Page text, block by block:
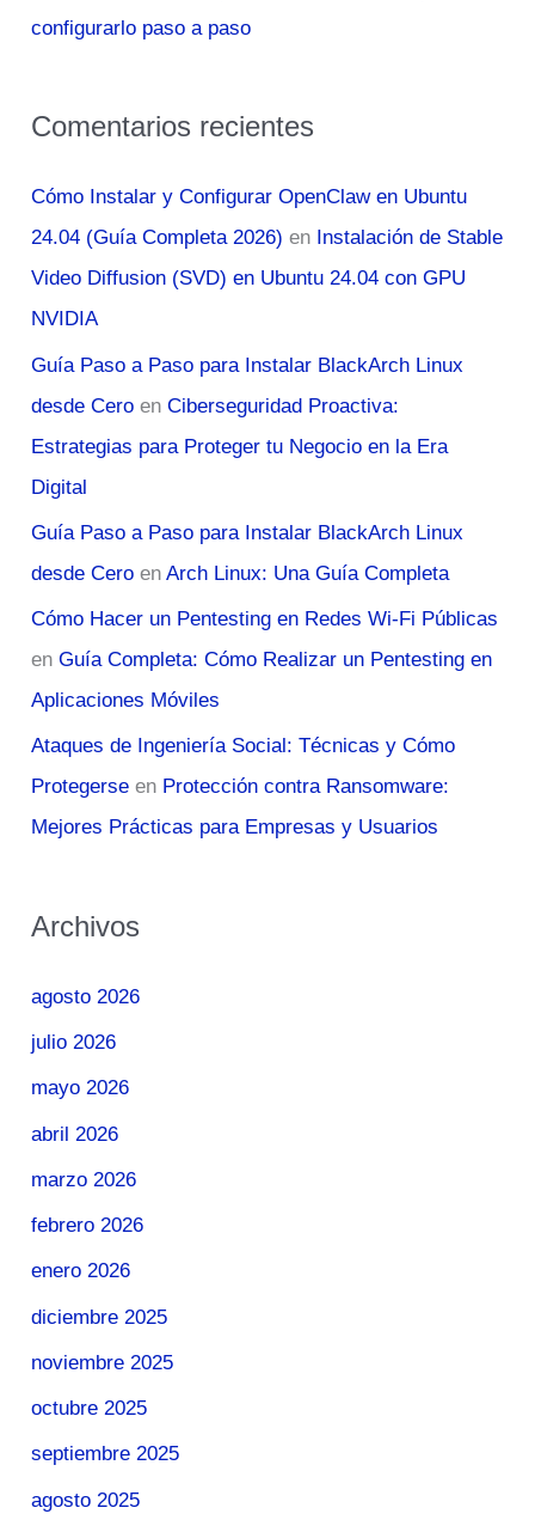
configurarlo paso a paso
Comentarios recientes
Cómo Instalar y Configurar OpenClaw en Ubuntu
24.04 (Guía Completa 2026) en Instalación de Stable
Video Diffusion (SVD) en Ubuntu 24.04 con GPU
NVIDIA
Guía Paso a Paso para Instalar BlackArch Linux
desde Cero enCiberseguridad Proactiva:
Estrategias para Proteger tu Negocio en la Era
Digital
Guía Paso a Paso para Instalar BlackArch Linux
desde Cero enArch Linux: Una Guía Completa
Cómo Hacer un Pentesting en Redes Wi-Fi Públicas
enGuía Completa: Cómo Realizar un Pentesting en
Aplicaciones Móviles
Ataques de Ingeniería Social: Técnicas y Cómo
Protegerse en Protección contra Ransomware:
Mejores Prácticas para Empresas y Usuarios
Archivos
agosto 2026
julio 2026
mayo 2026
abril 2026
marzo 2026
febrero 2026
enero 2026
diciembre 2025
noviembre 2025
octubre 2025
septiembre 2025
agosto 2025